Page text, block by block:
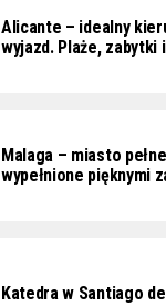
Alicante – idealny
wyjazd. Plaże, zabytki
Malaga – miasto
wypełnione pięknymi
Katedra w Santiago